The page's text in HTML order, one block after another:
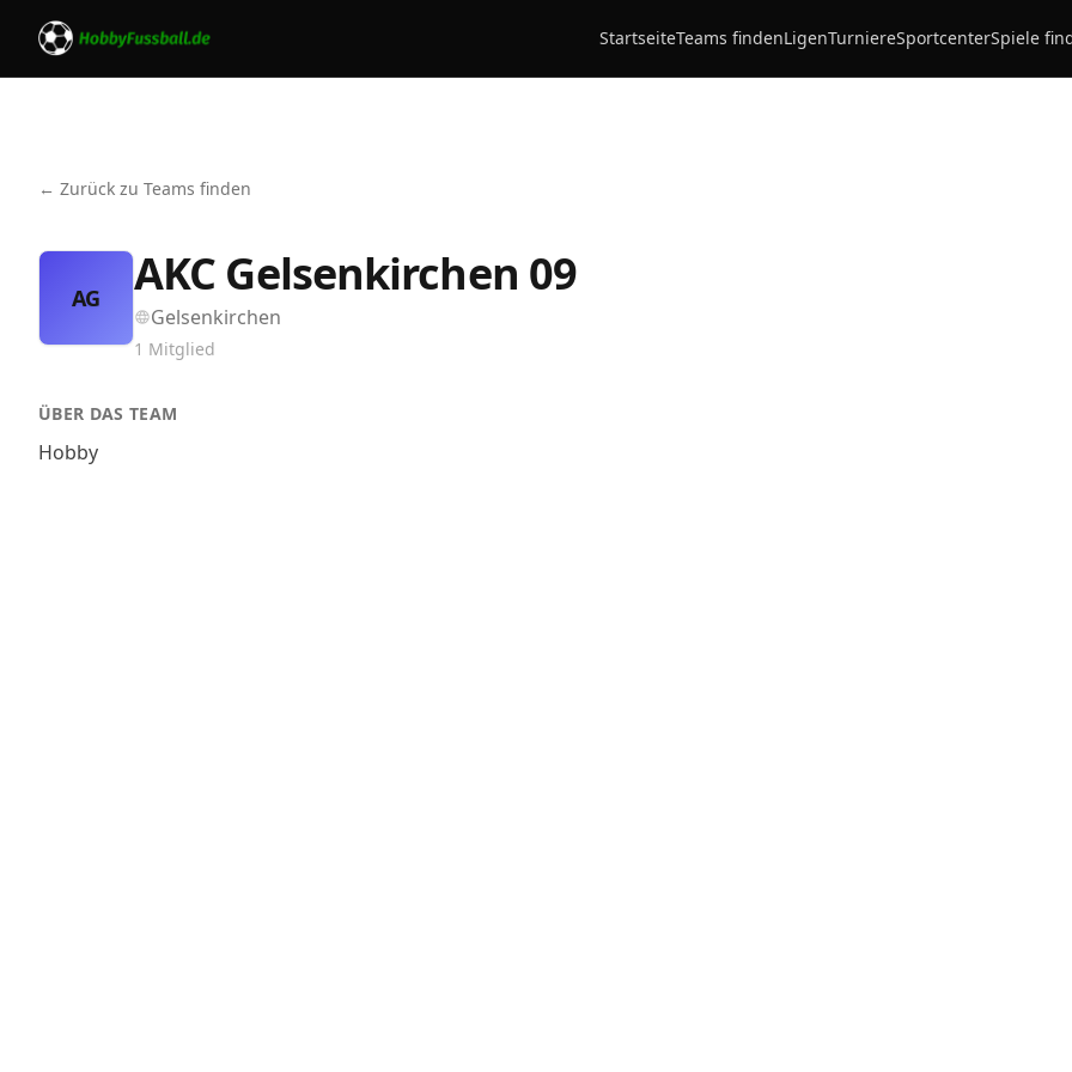
StartseiteTeams findenLigenTurniereSportcenterSpiele
← Zurück zu Teams finden
AG AKC Gelsenkirchen 09
Gelsenkirchen
1 Mitglied
ÜBER DAS TEAM
Hobby